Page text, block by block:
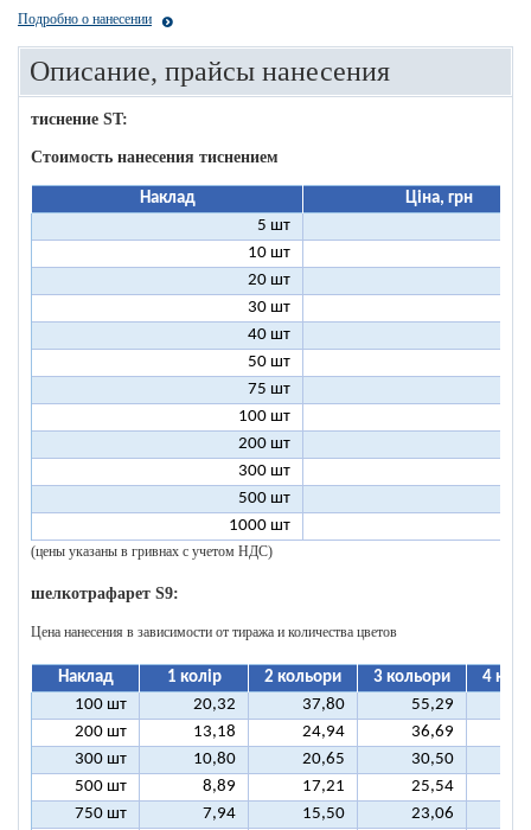
Подробно о нанесении
Описание, прайсы нанесения
тиснение ST:
Стоимость нанесения тиснением
Наклад
Ціна, грн
5 шт
10 шт
20 шт
30 шт
40 шт
50 шт
75 шт
100 шт
200 шт
300 шт
500 шт
1000 шт
(цены указаны в гривнах с учетом НДС)
шелкотрафарет S9:
Цена нанесения в зависимости от тиража и количества цветов
Наклад 1 колір 2 кольори 3 кольори
4
100 шт
20,32 37,80 55,29
200 шт
13,18 24,94 36,69
300 шт
10,80 20,65 30,50
500 шт
8,89 17,21 25,54
750 шт
7,94 15,50 23,06